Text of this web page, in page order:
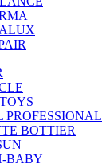
PROFESSIONAL
BOTTIER
BABY